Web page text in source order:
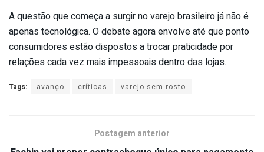
A questão que começa a surgir no varejo brasileiro já não é
apenas tecnológica. O debate agora envolve até que ponto
consumidores estão dispostos a trocar praticidade por
relações cada vez mais impessoais dentro das lojas.
Tags: avanço críticas varejo sem rosto
Postagem anterior